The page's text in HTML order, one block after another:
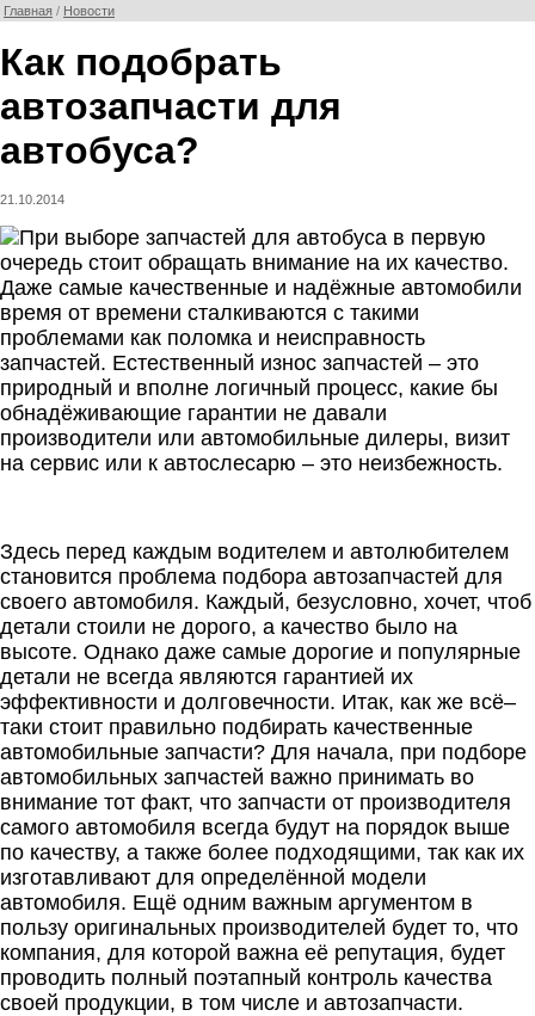
Главная / Новости
Как подобрать
автозапчасти для
автобуса?
21.10.2014
Даже самые качественные и надёжные автомобили
время от времени сталкиваются с такими
проблемами как поломка и неисправность
запчастей. Естественный износ запчастей – это
природный и вполне логичный процесс, какие бы
обнадёживающие гарантии не давали
производители или автомобильные дилеры, визит
на сервис или к автослесарю – это неизбежность.
Здесь перед каждым водителем и автолюбителем
становится проблема подбора автозапчастей для
своего автомобиля. Каждый, безусловно, хочет, чтоб
детали стоили не дорого, а качество было на
высоте. Однако даже самые дорогие и популярные
детали не всегда являются гарантией их
эффективности и долговечности. Итак, как же всё–
таки стоит правильно подбирать качественные
автомобильные запчасти? Для начала, при подборе
автомобильных запчастей важно принимать во
внимание тот факт, что запчасти от производителя
самого автомобиля всегда будут на порядок выше
по качеству, а также более подходящими, так как их
изготавливают для определённой модели
автомобиля. Ещё одним важным аргументом в
пользу оригинальных производителей будет то, что
компания, для которой важна её репутация, будет
проводить полный поэтапный контроль качества
своей продукции, в том числе и автозапчасти.